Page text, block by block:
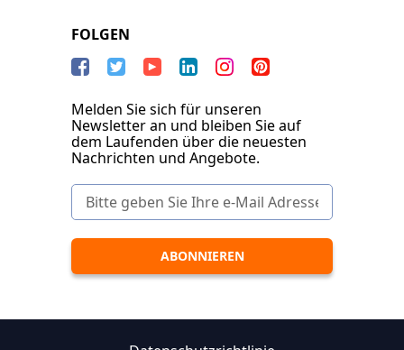
FOLGEN
Melden Sie sich für unseren
Newsletter an und bleiben Sie auf
dem Laufenden über die neuesten
Nachrichten und Angebote.